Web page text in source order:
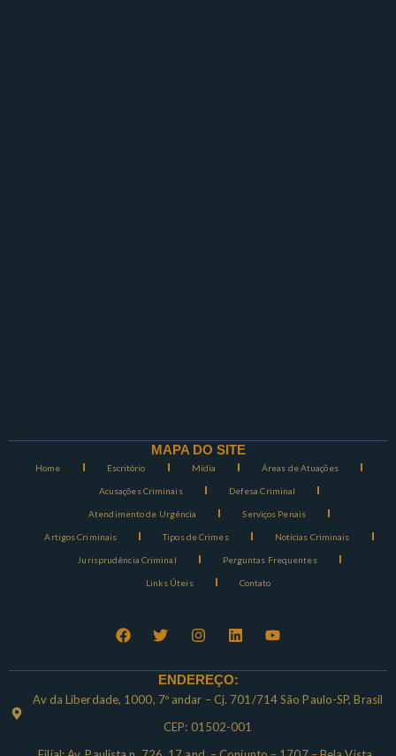
MAPA DO SITE
Home Escritório Mídia Áreas de Atuações
Acusações Criminais Defesa Criminal
Atendimento de Urgência Serviços Penais
Artigos Criminais Tipos de Crimes Notícias Criminais
Jurisprudência Criminal Perguntas Frequentes
Links Úteis Contato
ENDEREÇO:
Av da Liberdade, 1000, 7º andar – Cj. 701/714 São Paulo-SP, Brasil
CEP: 01502-001